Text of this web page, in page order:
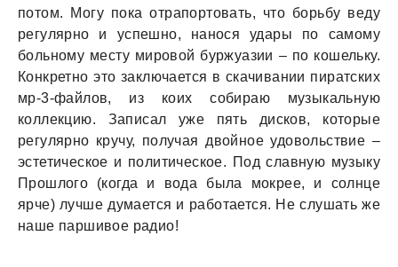
потом. Могу пока отрапортовать, что борьбу веду
регулярно и успешно, нанося удары по самому
больному месту мировой буржуазии – по кошельку.
Конкретно это заключается в скачивании пиратских
мр-3-файлов, из коих собираю музыкальную
коллекцию. Записал уже пять дисков, которые
регулярно кручу, получая двойное удовольствие –
эстетическое и политическое. Под славную музыку
Прошлого (когда и вода была мокрее, и солнце
ярче) лучше думается и работается. Не слушать же
наше паршивое радио!